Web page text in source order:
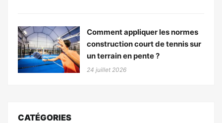
Comment appliquer les normes
construction court de tennis sur
un terrain en pente ?
24 juillet 2026
CATÉGORIES